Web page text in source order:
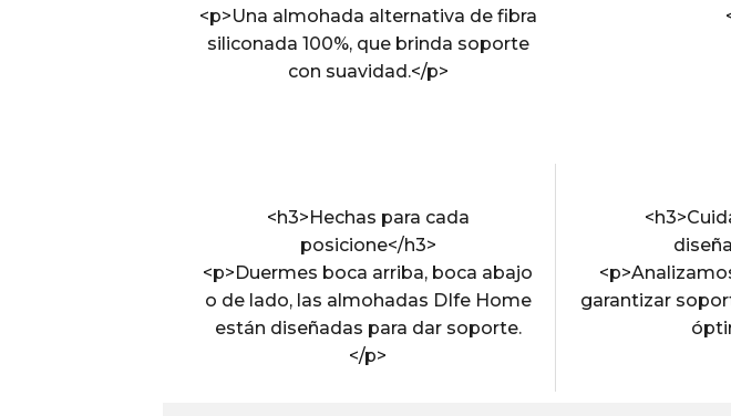
<p>Una almohada alternativa de fibra
siliconada 100%, que brinda soporte
con suavidad.</p>
<h3>Hechas para cada
posicione</h3>
<p>Duermes boca arriba, boca abajo
o de lado, las almohadas DIfe Home
están diseñadas para dar soporte.
</p>
garantizar